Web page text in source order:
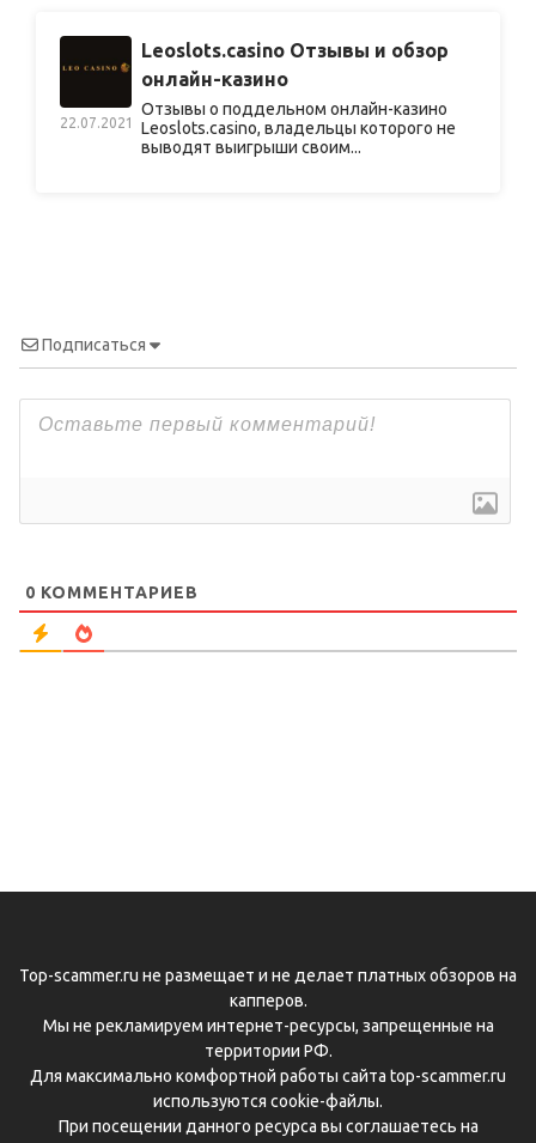
22.07.2021
Leoslots.casino Отзывы и обзор
онлайн-казино
Отзывы о поддельном онлайн-казино
Leoslots.casino, владельцы которого не
выводят выигрыши своим...
Подписаться
0 КОММЕНТАРИЕВ
Top-scammer.ru не размещает и не делает платных обзоров на
капперов.
Мы не рекламируем интернет-ресурсы, запрещенные на
территории РФ.
Для максимально комфортной работы сайта top-scammer.ru
используются cookie-файлы.
При посещении данного ресурса вы соглашаетесь на